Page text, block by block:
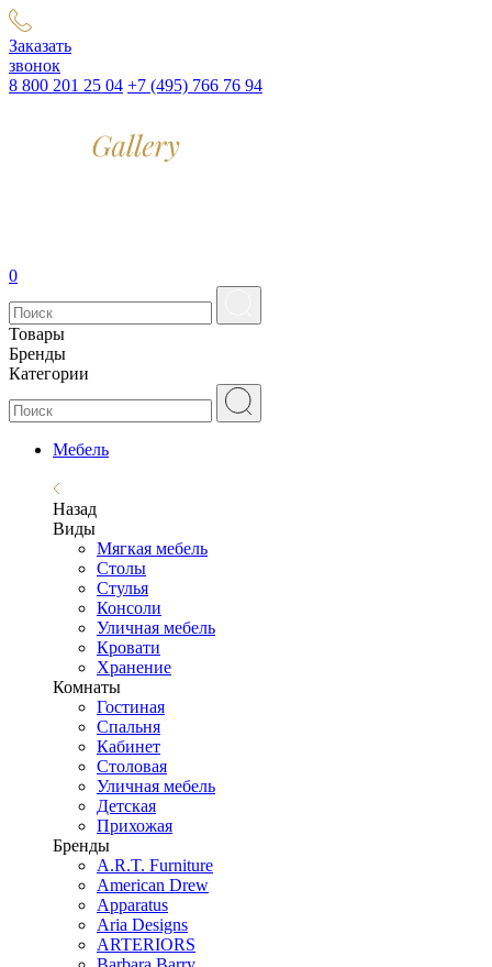
Заказать
звонок
8 800 201 25 04 +7 (495) 766 76 94
0
Товары
Бренды
Категории
Мебель
Назад
Виды
Мягкая мебель
Столы
Стулья
Консоли
Уличная мебель
Кровати
Хранение
Комнаты
Гостиная
Спальня
Кабинет
Столовая
Уличная мебель
Детская
Прихожая
Бренды
A.R.T. Furniture
American Drew
Apparatus
Aria Designs
ARTERIORS